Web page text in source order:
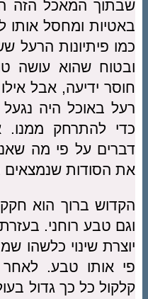
שבתוך המאכל הזה
באטיות ומחסל אותו
כמו פיתיונות הרעל
ובטוח שהוא עושה
חוסר ידיעה, אבל
רעל באוכל היה נגעל
כדי להתרחק ממנו.
דברים על פי מה שאנו
את הסודות שנמצאים
הקדוש ברוך הוא
וגם טבע רוחני.
יוצרת שינוי כלשהו
פי אותו טבע. לאחר
קלקול כל כך גדול